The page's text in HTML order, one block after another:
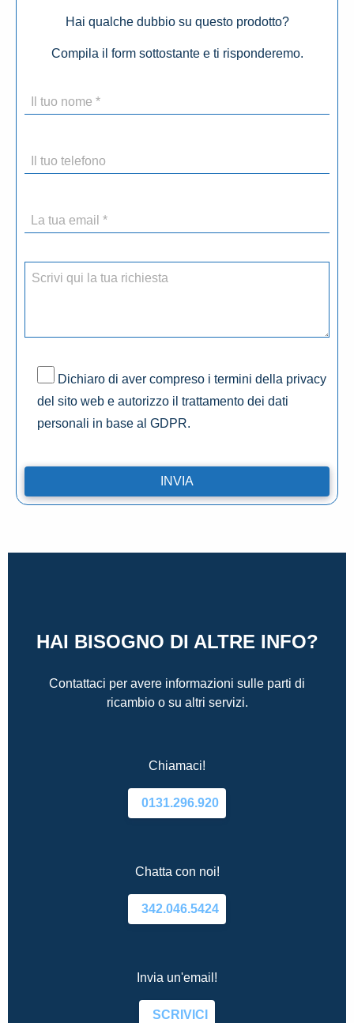
Hai qualche dubbio su questo prodotto?
Compila il form sottostante e ti risponderemo.
Dichiaro di aver compreso i termini della privacy
del sito web e autorizzo il trattamento dei dati
personali in base al GDPR.
HAI BISOGNO DI ALTRE INFO?
Contattaci per avere informazioni sulle parti di
ricambio o su altri servizi.
Chiamaci!
0131.296.920
Chatta con noi!
342.046.5424
Invia un'email!
SCRIVICI